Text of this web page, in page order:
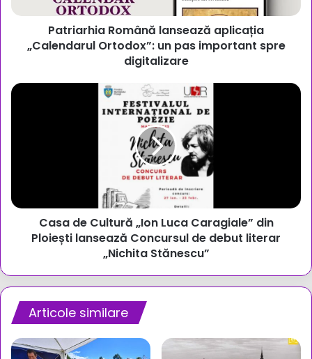
important
digitalizare
Patriarhia Română lansează aplicația
„Calendarul Ortodox”: un pas important spre
digitalizare
Casa
lansează
Concursul
„Nichita
Casa de Cultură „Ion Luca Caragiale” din
Ploiești lansează Concursul de debut literar
„Nichita Stănescu”
Articole similare